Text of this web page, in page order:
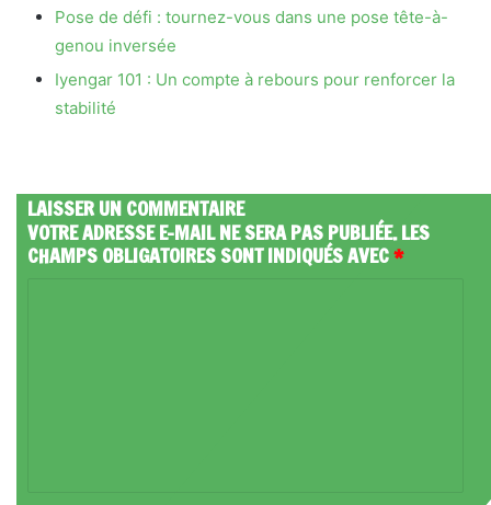
Pose de défi : tournez-vous dans une pose tête-à-
genou inversée
Iyengar 101 : Un compte à rebours pour renforcer la
stabilité
LAISSER UN COMMENTAIRE
VOTRE ADRESSE E-MAIL NE SERA PAS PUBLIÉE.LES
CHAMPS OBLIGATOIRES SONT INDIQUÉS AVEC*